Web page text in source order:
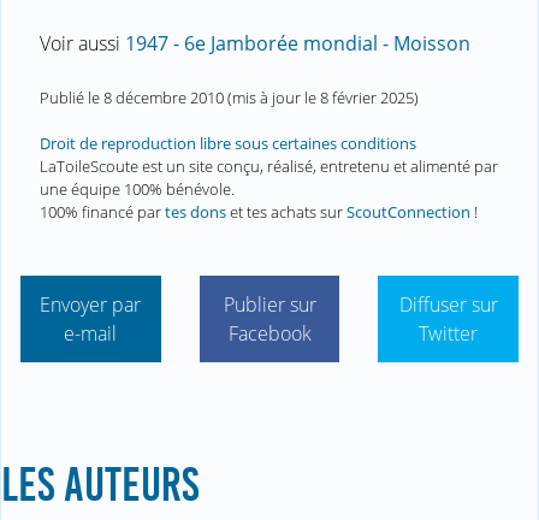
Voir aussi 1947 - 6e Jamborée mondial - Moisson
Publié le8 décembre 2010(mis à jour le8 février 2025)
Droit de reproduction libre sous certaines conditions
LaToileScoute est un site conçu, réalisé, entretenu et alimenté par
une équipe 100% bénévole.
100% financé partes donset tes achats surScoutConnection !
Envoyer par
e-mail
Publier sur
Facebook
Diffuser sur
Twitter
LES AUTEURS